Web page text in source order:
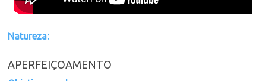
Natureza:
APERFEIÇOAMENTO